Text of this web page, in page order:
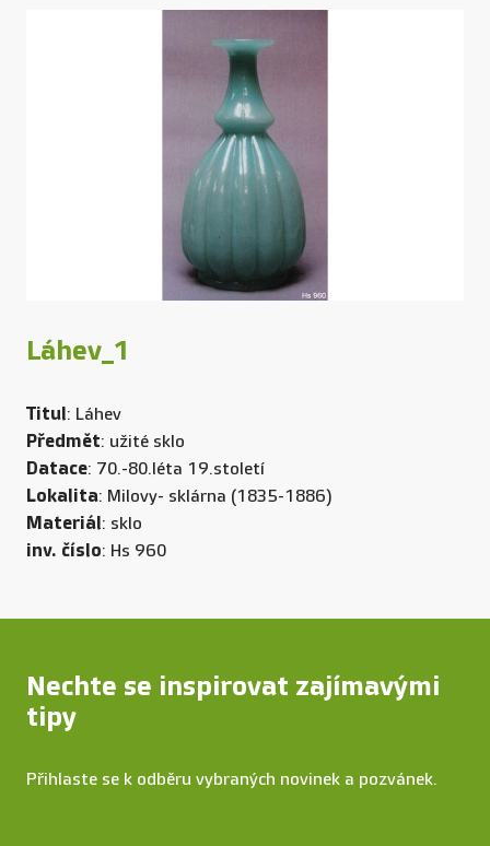
Láhev_1
Titul: Láhev
Předmět: užité sklo
Datace: 70.-80.léta 19.století
Lokalita: Milovy- sklárna (1835-1886)
Materiál: sklo
inv. číslo: Hs 960
Nechte se inspirovat zajímavými
tipy
Přihlaste se k odběru vybraných novinek a pozvánek.